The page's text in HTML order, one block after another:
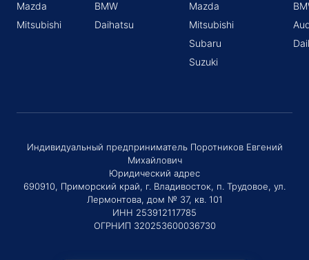
Mazda
Mitsubishi
BMW
Daihatsu
Mazda
Mitsubishi
Subaru
Suzuki
Индивидуальный предприниматель Поротников Евгений
Михайлович
Юридический адрес
690910, Приморский край, г. Владивосток, п. Трудовое, ул.
Лермонтова, дом № 37, кв. 101
ИНН 253912117785
ОГРНИП 320253600036730